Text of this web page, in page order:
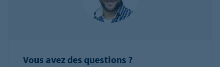
Vous avez des questions ?